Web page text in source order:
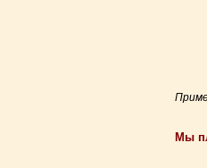
Мы